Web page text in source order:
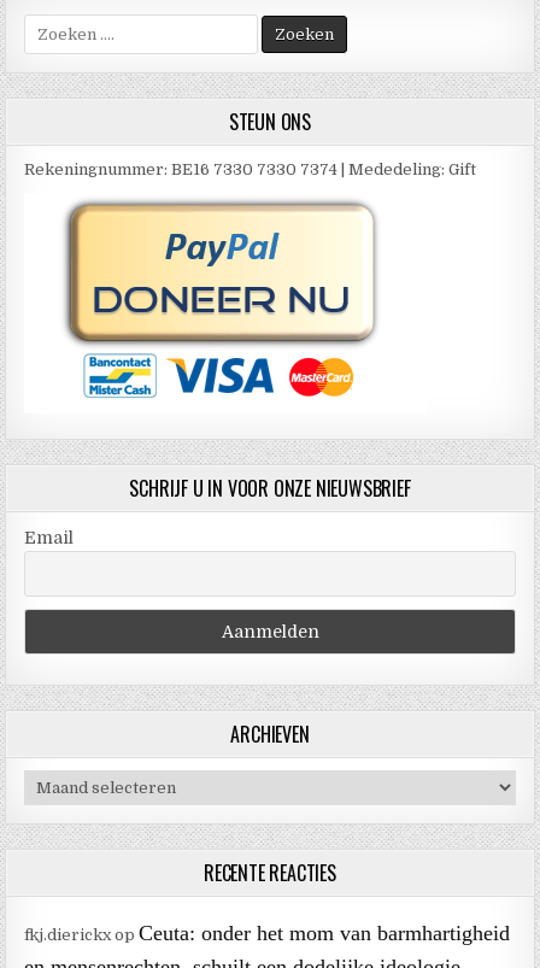
naar:
STEUN ONS
Rekeningnummer: BE16 7330 7330 7374 | Mededeling: Gift
SCHRIJF U IN VOOR ONZE NIEUWSBRIEF
Email
ARCHIEVEN
Archieven
RECENTE REACTIES
fkj.dierickx opCeuta: onder het mom van barmhartigheid